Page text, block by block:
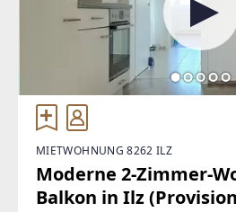
MIETWOHNUNG 8262 ILZ
Moderne 2-Zimmer-
Balkon in Ilz